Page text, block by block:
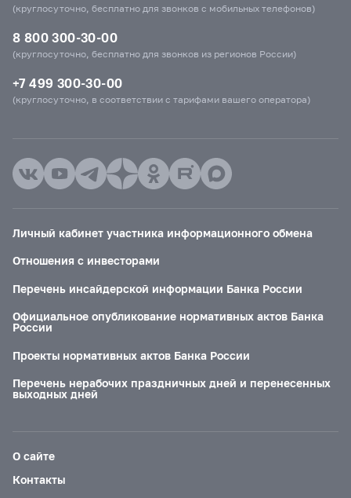
(круглосуточно, бесплатно для звонков с мобильных телефонов)
8 800 300-30-00
(круглосуточно, бесплатно для звонков из регионов России)
+7 499 300-30-00
(круглосуточно, в соответствии с тарифами вашего оператора)
Личный кабинет участника информационного обмена
Отношения с инвесторами
Перечень инсайдерской информации Банка России
Официальное опубликование нормативных актов Банка
России
Проекты нормативных актов Банка России
Перечень нерабочих праздничных дней и перенесенных
выходных дней
О сайте
Контакты